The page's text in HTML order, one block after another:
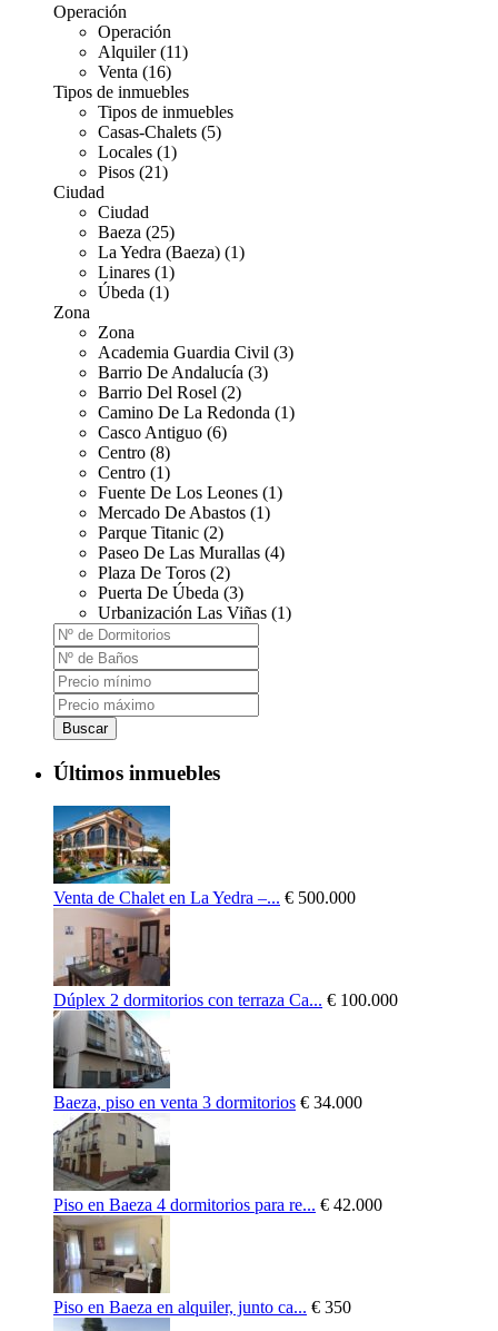
Operación
Operación
Alquiler (11)
Venta (16)
Tipos de inmuebles
Tipos de inmuebles
Casas-Chalets (5)
Locales (1)
Pisos (21)
Ciudad
Ciudad
Baeza (25)
La Yedra (Baeza) (1)
Linares (1)
Úbeda (1)
Zona
Zona
Academia Guardia Civil (3)
Barrio De Andalucía (3)
Barrio Del Rosel (2)
Camino De La Redonda (1)
Casco Antiguo (6)
Centro (8)
Centro (1)
Fuente De Los Leones (1)
Mercado De Abastos (1)
Parque Titanic (2)
Paseo De Las Murallas (4)
Plaza De Toros (2)
Puerta De Úbeda (3)
Urbanización Las Viñas (1)
Buscar
Últimos inmuebles
Venta de Chalet en La Yedra –... € 500.000
Dúplex 2 dormitorios con terraza Ca... € 100.000
Baeza, piso en venta 3 dormitorios € 34.000
Piso en Baeza 4 dormitorios para re... € 42.000
Piso en Baeza en alquiler, junto ca... € 350